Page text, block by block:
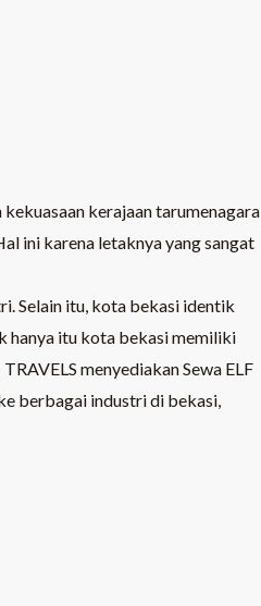
kerajaan tarumenagara
ini karena letaknya yang sangat
Selain itu, kota bekasi identik
hanya itu kota bekasi memiliki
menyediakan Sewa ELF
berbagai industri di bekasi,